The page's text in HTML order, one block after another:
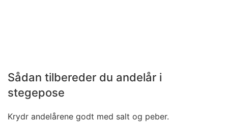
Sådan tilbereder du andelår i
stegepose
Krydr andelårene godt med salt og peber.